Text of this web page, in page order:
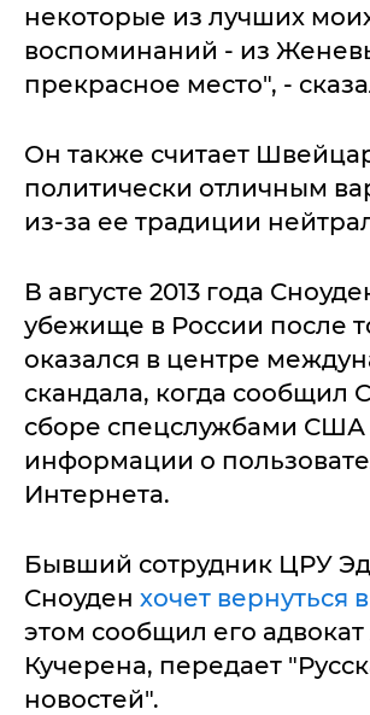
некоторые из лучших
воспоминаний - из
прекрасное место", -
Он также считает
политически отличным
из-за ее традиции
В августе 2013 года
убежище в России после
оказался в центре
скандала, когда сообщил
сборе спецслужбами США
информации о
Интернета.
Бывший сотрудник ЦРУ
Сноуден хочет вернуться
этом сообщил его
Кучерена, передает
новостей".